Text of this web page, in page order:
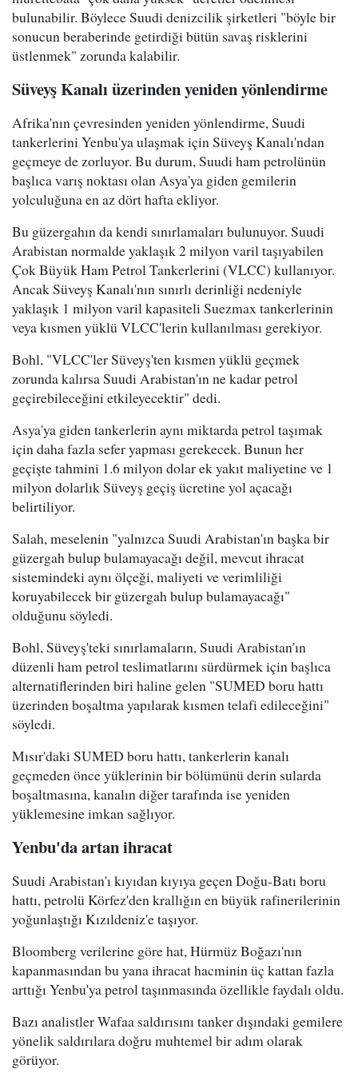
bulunabilir. Böylece Suudi denizcilik şirketleri "böyle bir
sonucun beraberinde getirdiği bütün savaş risklerini
üstlenmek" zorunda kalabilir.
Süveyş Kanalı üzerinden yeniden yönlendirme
Afrika'nın çevresinden yeniden yönlendirme, Suudi
tankerlerini Yenbu'ya ulaşmak için Süveyş Kanalı'ndan
geçmeye de zorluyor. Bu durum, Suudi ham petrolünün
başlıca varış noktası olan Asya'ya giden gemilerin
yolculuğuna en az dört hafta ekliyor.
Bu güzergahın da kendi sınırlamaları bulunuyor. Suudi
Arabistan normalde yaklaşık 2 milyon varil taşıyabilen
Çok Büyük Ham Petrol Tankerlerini (VLCC) kullanıyor.
Ancak Süveyş Kanalı'nın sınırlı derinliği nedeniyle
yaklaşık 1 milyon varil kapasiteli Suezmax tankerlerinin
veya kısmen yüklü VLCC'lerin kullanılması gerekiyor.
Bohl, "VLCC'ler Süveyş'ten kısmen yüklü geçmek
zorunda kalırsa Suudi Arabistan'ın ne kadar petrol
geçirebileceğini etkileyecektir" dedi.
Asya'ya giden tankerlerin aynı miktarda petrol taşımak
için daha fazla sefer yapması gerekecek. Bunun her
geçişte tahmini 1.6 milyon dolar ek yakıt maliyetine ve 1
milyon dolarlık Süveyş geçiş ücretine yol açacağı
belirtiliyor.
Salah, meselenin "yalnızca Suudi Arabistan'ın başka bir
güzergah bulup bulamayacağı değil, mevcut ihracat
sistemindeki aynı ölçeği, maliyeti ve verimliliği
koruyabilecek bir güzergah bulup bulamayacağı"
olduğunu söyledi.
Bohl, Süveyş'teki sınırlamaların, Suudi Arabistan'ın
düzenli ham petrol teslimatlarını sürdürmek için başlıca
alternatiflerinden biri haline gelen "SUMED boru hattı
üzerinden boşaltma yapılarak kısmen telafi edileceğini"
söyledi.
Mısır'daki SUMED boru hattı, tankerlerin kanalı
geçmeden önce yüklerinin bir bölümünü derin sularda
boşaltmasına, kanalın diğer tarafında ise yeniden
yüklemesine imkan sağlıyor.
Yenbu'da artan ihracat
Suudi Arabistan'ı kıyıdan kıyıya geçen Doğu-Batı boru
hattı, petrolü Körfez'den krallığın en büyük rafinerilerinin
yoğunlaştığı Kızıldeniz'e taşıyor.
Bloomberg verilerine göre hat, Hürmüz Boğazı'nın
kapanmasından bu yana ihracat hacminin üç kattan fazla
arttığı Yenbu'ya petrol taşınmasında özellikle faydalı oldu.
Bazı analistler Wafaa saldırısını tanker dışındaki gemilere
yönelik saldırılara doğru muhtemel bir adım olarak
görüyor.